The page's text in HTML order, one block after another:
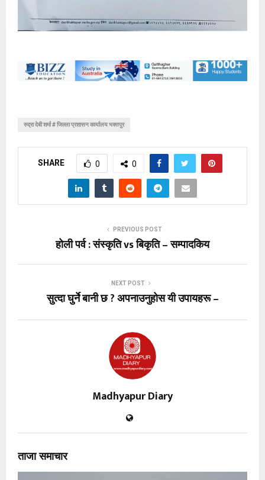
रुद्रा देबी शर्मा # जिल्ला प्रशासन कार्यालय भक्तपुर
SHARE 0 0
PREVIOUS POST
होली पर्व : संस्कृति vs बिकृति – सम्पादकिय
NEXT POST
सुत्दा घुर्ने बानी छ ? अपनाउनुहोस यी उपायहरू –
Madhyapur Diary
ताजा समाचार